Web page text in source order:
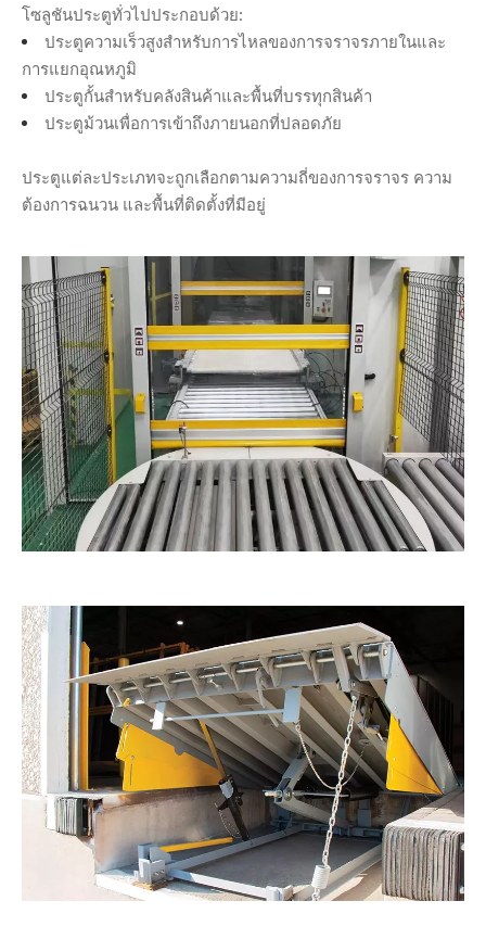
โซลูชันประตูทั่วไปประกอบด้วย:
ประตูความเร็วสูงสำหรับการไหลของการจราจรภายในและ
การแยกอุณหภูมิ
ประตูกั้นสำหรับคลังสินค้าและพื้นที่บรรทุกสินค้า
ประตูม้วนเพื่อการเข้าถึงภายนอกที่ปลอดภัย
ประตูแต่ละประเภทจะถูกเลือกตามความถี่ของการจราจร ความ
ต้องการฉนวน และพื้นที่ติดตั้งที่มีอยู่